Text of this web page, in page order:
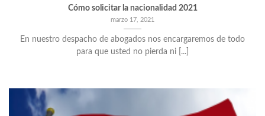
Cómo solicitar la nacionalidad 2021
marzo 17, 2021
En nuestro despacho de abogados nos encargaremos de todo
para que usted no pierda ni [...]